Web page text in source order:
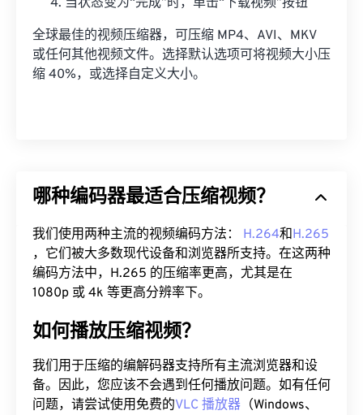
当状态变为“完成”时，单击“下载视频”按钮
全球最佳的视频压缩器，可压缩 MP4、AVI、MKV
或任何其他视频文件。选择默认选项可将视频大小压
缩 40%，或选择自定义大小。
哪种编码器最适合压缩视频？
我们使用两种主流的视频编码方法： H.264和H.265
，它们被大多数现代设备和浏览器所支持。在这两种
编码方法中，H.265 的压缩率更高，尤其是在
1080p 或 4k 等更高分辨率下。
如何播放压缩视频？
我们用于压缩的编解码器支持所有主流浏览器和设
备。因此，您应该不会遇到任何播放问题。如有任何
问题，请尝试使用免费的VLC 播放器 （Windows、